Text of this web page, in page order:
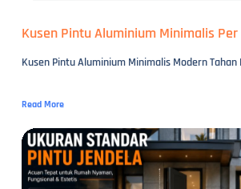
Kusen Pintu Aluminium Minimalis
Kusen Pintu Aluminium Minimalis Modern Tahan
Read More